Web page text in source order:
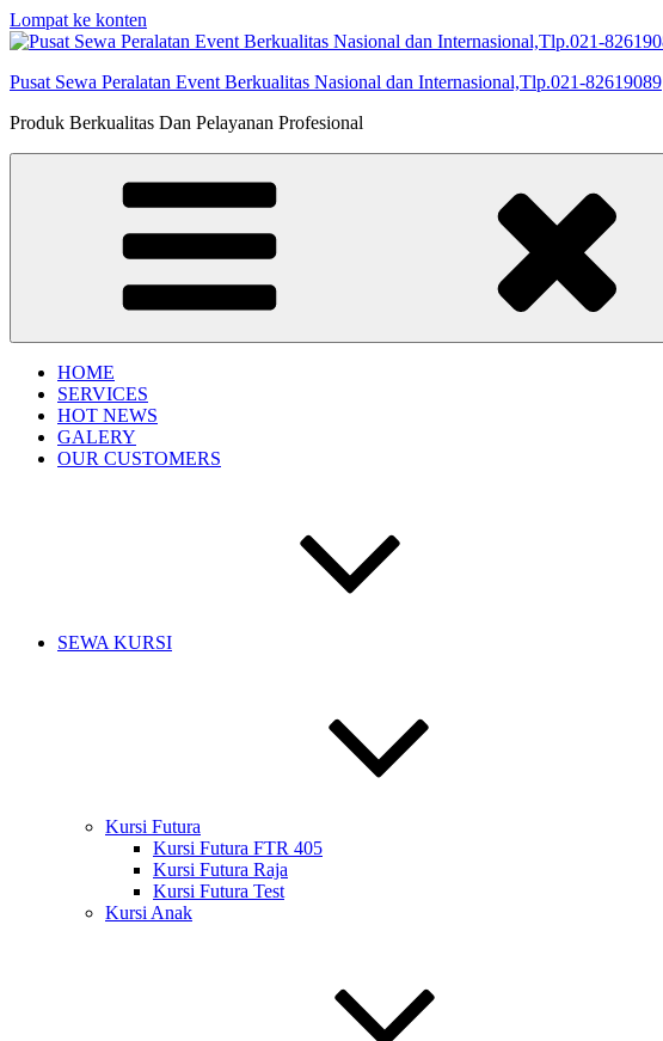
Lompat ke konten
Pusat Sewa Peralatan Event Berkualitas Nasional dan Internasional,Tlp.021-82619089
Produk Berkualitas Dan Pelayanan Profesional
HOME
SERVICES
HOT NEWS
GALERY
OUR CUSTOMERS
SEWA KURSI
Kursi Futura
Kursi Futura FTR 405
Kursi Futura Raja
Kursi Futura Test
Kursi Anak